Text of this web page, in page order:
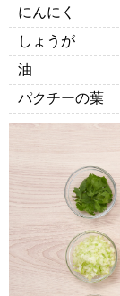
にんにく
しょうが
油
パクチーの葉